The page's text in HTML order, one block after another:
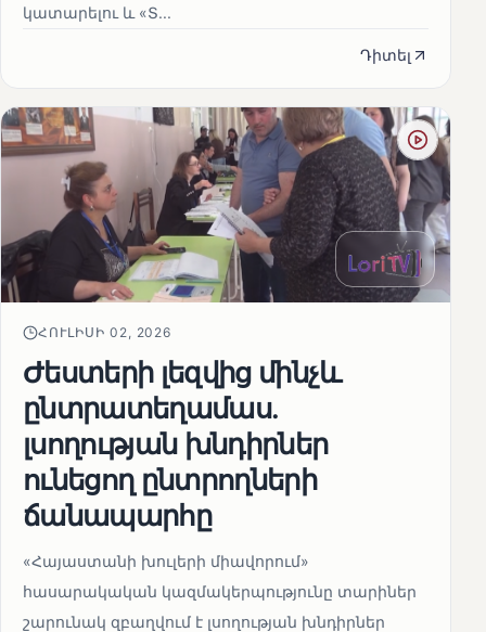
կատարելու և «Տ...
Դիտել
ՀՈՒԼԻՍԻ 02, 2026
Ժեստերի լեզվից մինչև
ընտրատեղամաս.
լսողության խնդիրներ
ունեցող ընտրողների
ճանապարհը
«Հայաստանի խուլերի միավորում»
հասարակական կազմակերպությունը տարիներ
շարունակ զբաղվում է լսողության խնդիրներ